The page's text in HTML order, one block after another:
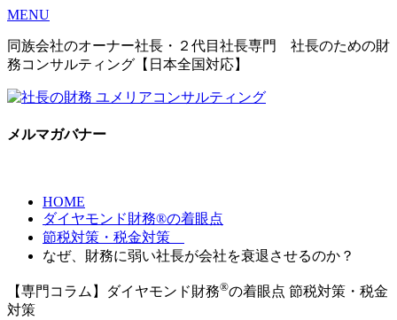
MENU
同族会社のオーナー社長・２代目社長専門 社長のための財
務コンサルティング【日本全国対応】
メルマガバナー
HOME
ダイヤモンド財務®の着眼点
節税対策・税金対策
なぜ、財務に弱い社長が会社を衰退させるのか？
【専門コラム】ダイヤモンド財務®の着眼点 節税対策・税金
対策